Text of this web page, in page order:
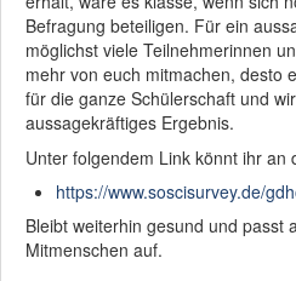
Befragung beteiligen. Für ein
möglichst viele Teilnehmerinnen
mehr von euch mitmachen, desto
für die ganze Schülerschaft und
aussagekräftiges Ergebnis.
Unter folgendem Link könnt ihr an
https://www.soscisurvey.de/
Bleibt weiterhin gesund und passt
Mitmenschen auf.